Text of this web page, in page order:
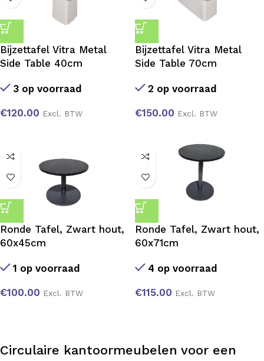
Bijzettafel Vitra Metal
Side Table 40cm
3 op voorraad
€120.00 Excl. BTW
Bijzettafel Vitra Metal
Side Table 70cm
2 op voorraad
€150.00 Excl. BTW
Ronde Tafel, Zwart hout,
60x45cm
1 op voorraad
€100.00 Excl. BTW
Ronde Tafel, Zwart hout,
60x71cm
4 op voorraad
€115.00 Excl. BTW
Circulaire kantoormeubelen voor een